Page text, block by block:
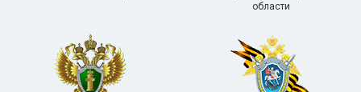
области